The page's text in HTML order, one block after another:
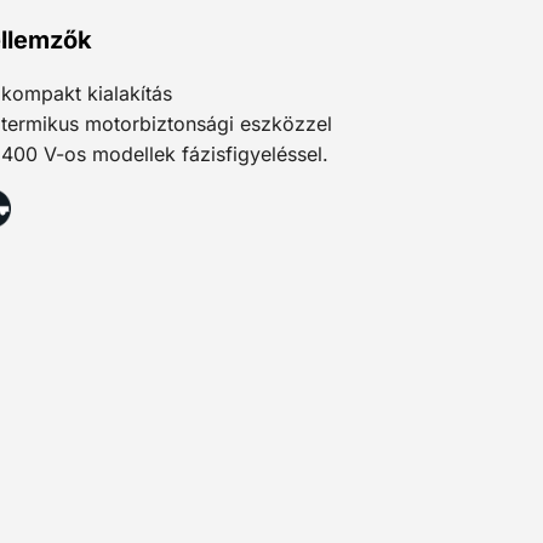
kompakt kialakítás
termikus motorbiztonsági eszközzel
400 V-os modellek fázisfigyeléssel.